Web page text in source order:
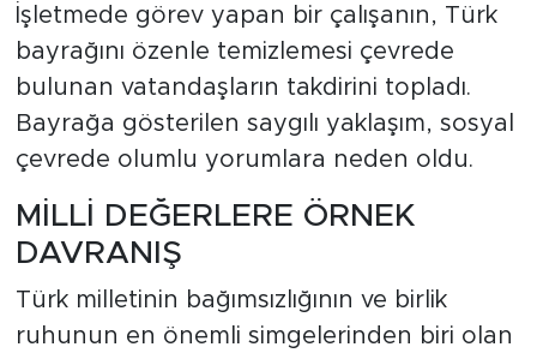
İşletmede görev yapan bir çalışanın, Türk
bayrağını özenle temizlemesi çevrede
bulunan vatandaşların takdirini topladı.
Bayrağa gösterilen saygılı yaklaşım, sosyal
çevrede olumlu yorumlara neden oldu.
MİLLİ DEĞERLERE ÖRNEK
DAVRANIŞ
Türk milletinin bağımsızlığının ve birlik
ruhunun en önemli simgelerinden biri olan